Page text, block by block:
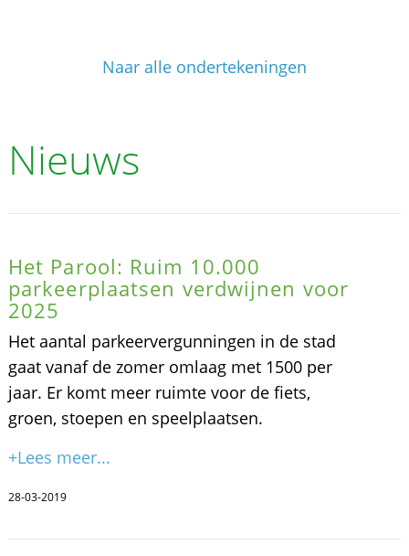
Naar alle ondertekeningen
Nieuws
Het Parool: Ruim 10.000
parkeerplaatsen verdwijnen voor
2025
Het aantal parkeervergunningen in de stad
gaat vanaf de zomer omlaag met 1500 per
jaar. Er komt meer ruimte voor de fiets,
groen, stoepen en speelplaatsen.
+Lees meer...
28-03-2019